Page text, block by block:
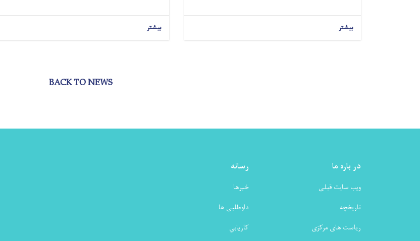
بیشتر بیشتر
BACK TO NEWS
در باره ما
ویب سایت قبلی
تاریخچه
ریاست های مرکزی
رسانه
خبرها
داوطلبی ها
كاريابي